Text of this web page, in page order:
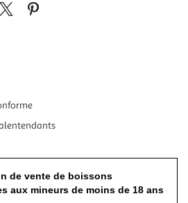
de vente de boissons
aux mineurs de moins de 18 ans